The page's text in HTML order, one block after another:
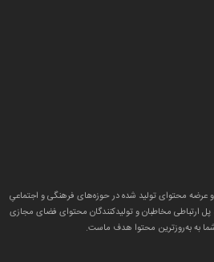
عرضه محتوای تولید شده در حوزه‌های فرهنگی و اجتماعیِ
پل ارتباطی مخاطبان و تولید‌کنندگان محتوای فضای مجازی
به به‌روزترین محتوا هدف ماست.